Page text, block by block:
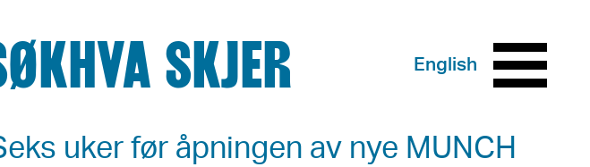
HVA SKJER English
uker før åpningen av nye MUNCH